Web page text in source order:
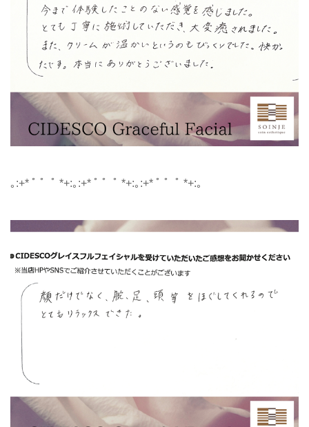
｡:+* ﾟ ゜ﾟ *+:｡:+* ﾟ ゜ﾟ *+:｡:+* ﾟ ゜ﾟ *+:｡